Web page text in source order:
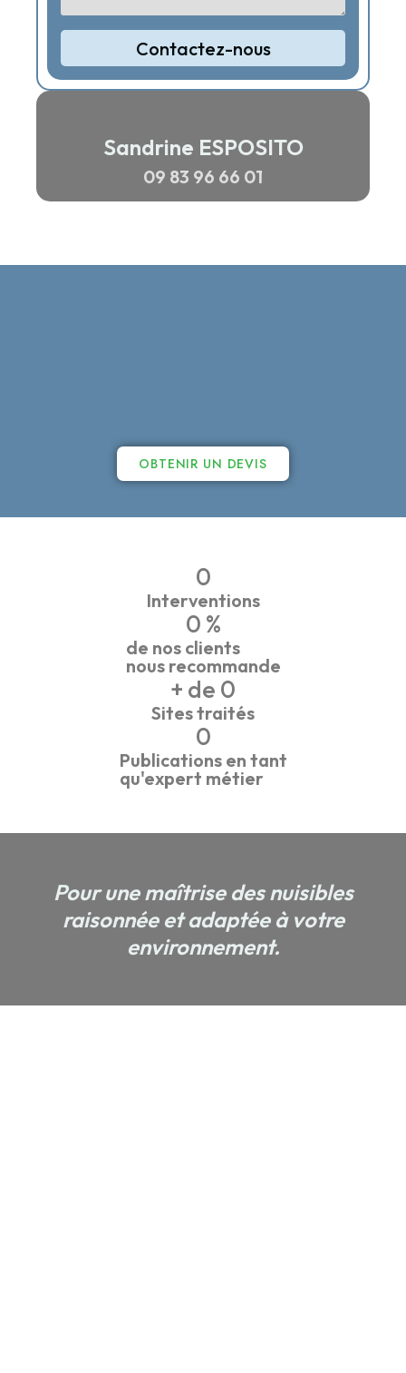
Contactez-nous
Sandrine ESPOSITO
09 83 96 66 01
OBTENIR UN DEVIS
Interventions
0
de nos clients
nous recommande
0 %
Sites traités
+ de 0
Publications en tant
qu'expert métier
0
Pour une maîtrise des nuisibles
raisonnée et adaptée à votre
environnement.